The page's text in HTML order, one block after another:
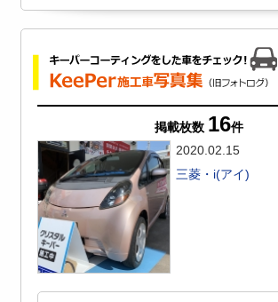
掲載枚数 16件
2020.02.15
三菱・i(アイ)